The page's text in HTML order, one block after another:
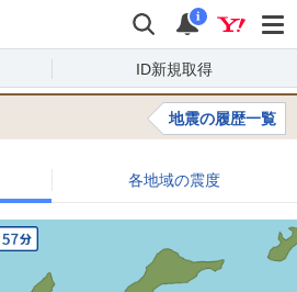
検索 通知
i
ID新規取得
地震の履歴一覧
各地域の震度